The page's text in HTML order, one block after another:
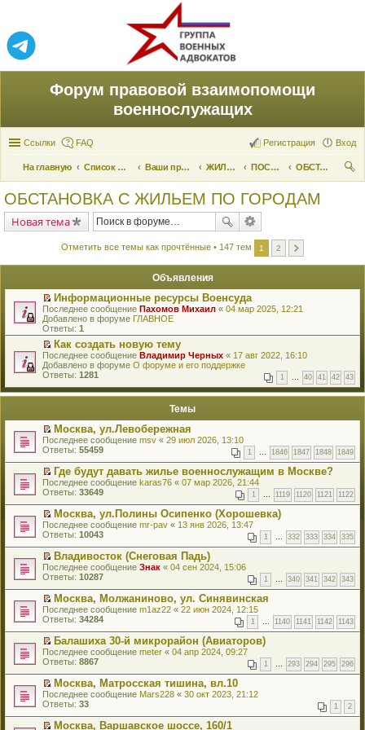
Форум правовой взаимопомощи
военнослужащих
Ссылки FAQ Вход
Регистрация
На главную Список форумов Ваши права и их реализация ЖИЛИЩНЫЕ ВОПРОСЫ ПОСТОЯННЫЕ КВАРТИРЫ
ОБСТАНОВКА С ЖИЛЬЕМ ПО ГОРОДАМ
ОБСТАНОВКА С ЖИЛЬЕМ ПО ГОРОДАМ
Новая тема
Отметить все темы как прочтённые • 147 тем 1 2
Объявления
П
е
р
е
й
т
и
к
е
о
м
у
н
е
р
о
и
т
а
н
н
о
м
у
с
о
о
б
е
н
и
ю
Информационные ресурсы Военсуда
Последнее сообщение Пахомов Михаил « 04 мар 2025, 12:21
Добавлено в форуме ГЛАВНОЕ
Ответы: 1
П
е
р
й
к
п
е
р
в
о
м
у
е
п
р
о
ч
и
т
а
н
н
о
м
с
о
о
б
щ
е
н
и
ю
Как создать новую тему
Последнее сообщение Владимир Черных « 17 авг 2022, 16:10
Добавлено в форуме О форуме и его поддержке
Ответы: 1281 1 … 40 41 42 43
Темы
П
е
е
й
т
и
к
п
е
р
в
о
м
у
е
п
р
о
ч
и
т
а
н
н
о
м
с
Москва, ул.Левобережная
Последнее сообщение msv « 29 июл 2026, 13:10
Ответы: 55459 1 … 1846 1847 1848 1849
П
е
е
й
т
и
к
п
е
р
в
о
м
у
е
п
р
о
ч
и
т
а
н
н
Где будут давать жилье военнослужащим в Москве?
Последнее сообщение karas76 « 07 мар 2026, 21:44
Ответы: 33649 1 … 1119 1120 1121 1122
П
е
е
й
т
и
к
п
е
р
в
о
м
у
е
п
р
о
ч
и
Москва, ул.Полины Осипенко (Хорошевка)
Последнее сообщение mr-pav « 13 янв 2026, 13:47
Ответы: 10043 1 … 332 333 334 335
П
е
е
й
т
и
к
п
е
р
в
о
м
у
е
Владивосток (Снеговая Падь)
Последнее сообщение Знак « 04 сен 2024, 15:06
Ответы: 10287 1 … 340 341 342 343
П
е
е
й
т
и
к
п
е
р
в
о
Москва, Молжаниново, ул. Синявинская
Последнее сообщение m1az22 « 22 июн 2024, 12:15
Ответы: 34284 1 … 1140 1141 1142 1143
П
е
е
й
т
и
к
п
Балашиха 30-й микрорайон (Авиаторов)
Последнее сообщение meter « 04 апр 2024, 09:27
Ответы: 8867 1 … 293 294 295 296
П
е
е
Москва, Матросская тишина, вл.10
Последнее сообщение Mars228 « 30 окт 2023, 21:12
Ответы: 33 1 2
Москва, Варшавское шоссе, 160/1